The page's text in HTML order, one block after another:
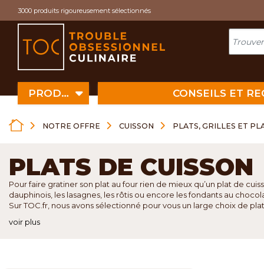
3000 produits rigoureusement sélectionnés
PRODUITS CONSEILS ET
NOTRE OFFRE CUISSON PLATS, GRILLES ET
PLATS DE CUISSON
Pour faire gratiner son plat au four rien de mieux qu’un plat de
dauphinois, les lasagnes, les rôtis ou encore les fondants au
Sur TOC.fr, nous avons sélectionné pour vous un large choix de
voir plus